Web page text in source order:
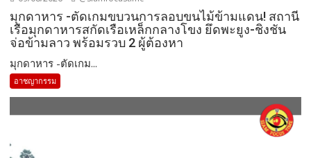
มุกดาหาร -ตัดเกมขบวนการลอบขนไม้ข้ามแดน! สถานี
เรือมุกดาหารสกัดเรือเหล็กกลางโขง ยึดพะยูง-ชิงชัน
จ่อข้ามลาว พร้อมรวบ 2 ผู้ต้องหา
มุกดาหาร -ตัดเกม...
อาชญากรรม